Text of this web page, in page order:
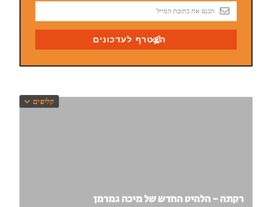
קליפים
רקתה - הלהיט החדש של מיכה גמרמן